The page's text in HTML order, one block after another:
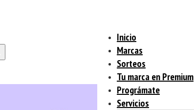
Inicio
Marcas
Sorteos
Tu marca en Premium
Prográmate
Servicios